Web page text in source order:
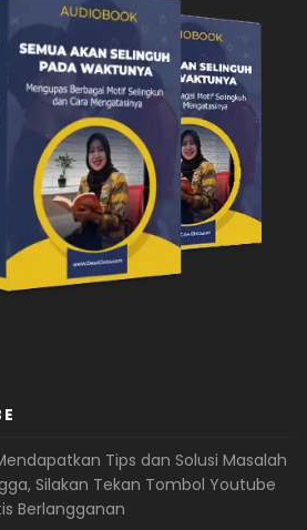
Tips dan Solusi Masalah
Silakan Tekan Tombol Youtube
Berlangganan